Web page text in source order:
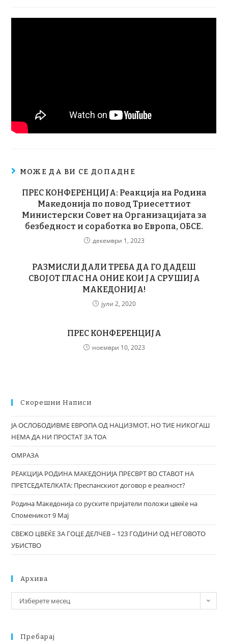
МОЖЕ ДА ВИ СЕ ДОПАДНЕ
ПРЕС КОНФЕРЕНЦИЈА: Реакција на Родина
Македонија по повод Триесеттиот
Министерски Совет на Организацијата за
безбедност и соработка во Европа, ОБСЕ.
декември 1, 2023
РАЗМИСЛИ ДАЛИ ТРЕБА ДА ГО ДАДЕШ
СВОЈОТ ГЛАС НА ОНИЕ КОИ ЈА СРУШИЈА
МАКЕДОНИЈА!
јули 2, 2020
ПРЕС КОНФЕРЕНЦИЈА
ноември 10, 2023
Скорешни Написи
ЈА ОСЛОБОДИВМЕ ЕВРОПА ОД НАЦИЗМОТ, НО ТИЕ НИКОГАШ
НЕМА ДА НИ ПРОСТАТ ЗА ТОА
ОМРАЗА
РЕАКЦИЈА РОДИНА МАКЕДОНИЈА ПРЕСВРТ ВО СТАВОТ НА
ПРЕТСЕДАТЕЛКАТА: Преспанскиот договор е реалност?
Родина Македонија со руските пријатели положи цвеќе на
Споменикот 9 Мај
СВЕЖО ЦВЕЌЕ ЗА ГОЦЕ ДЕЛЧЕВ – 123 ГОДИНИ ОД НЕГОВОТО
УБИСТВО
Архива
Изберете месец
Пребарај